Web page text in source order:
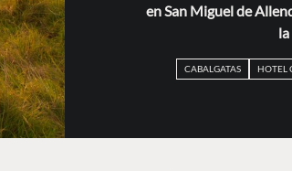
en San Miguel de
CABALGATAS HOTEL